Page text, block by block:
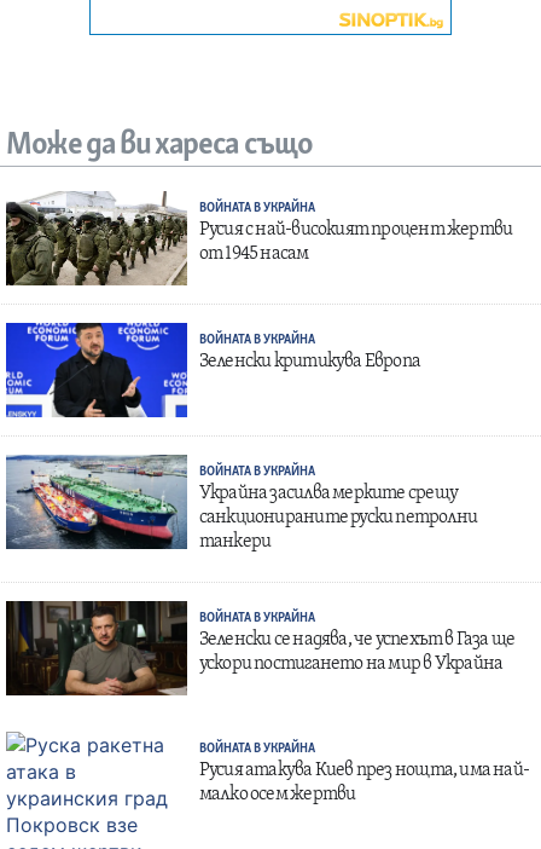
Може да ви хареса също
ВОЙНАТА В УКРАЙНА
Русия с най-високият процент жертви
от 1945 насам
ВОЙНАТА В УКРАЙНА
Зеленски критикува Европа
ВОЙНАТА В УКРАЙНА
Украйна засилва мерките срещу
санкционираните руски петролни
танкери
ВОЙНАТА В УКРАЙНА
Зеленски се надява, че успехът в Газа ще
ускори постигането на мир в Украйна
ВОЙНАТА В УКРАЙНА
Русия атакува Киев през нощта, има най-
малко осем жертви